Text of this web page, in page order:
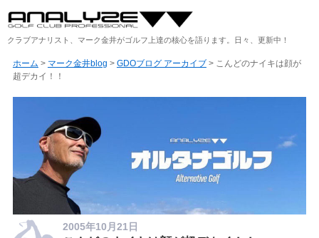
クラブアナリスト、マーク金井がゴルフ上達の核心を語ります。日々、更新中！
ホーム > マーク金井blog > GDOブログ アーカイブ> こんどのナイキは顔が
超デカイ！！
2005年10月21日